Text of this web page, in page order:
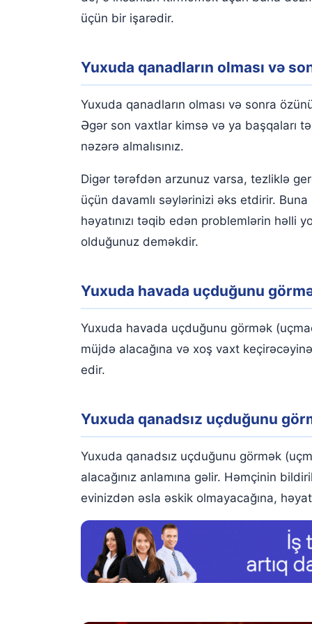
üçün bir işarədir.
Yuxuda qanadların olması və
Yuxuda qanadların olması və sonra
Əgər son vaxtlar kimsə və ya başqaları
nəzərə almalısınız.
Digər tərəfdən arzunuz varsa, tezliklə
üçün davamlı səylərinizi əks etdirir.
həyatınızı təqib edən problemlərin həlli
olduğunuz deməkdir.
Yuxuda havada uçduğunu
Yuxuda havada uçduğunu görmək
müjdə alacağına və xoş vaxt
edir.
Yuxuda qanadsız uçduğunu
Yuxuda qanadsız uçduğunu görmək
alacağınız anlamına gəlir. Həmçinin
evinizdən əsla əskik olmayacağına,